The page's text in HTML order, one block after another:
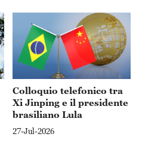
Colloquio telefonico tra
Xi Jinping e il presidente
brasiliano Lula
27-Jul-2026